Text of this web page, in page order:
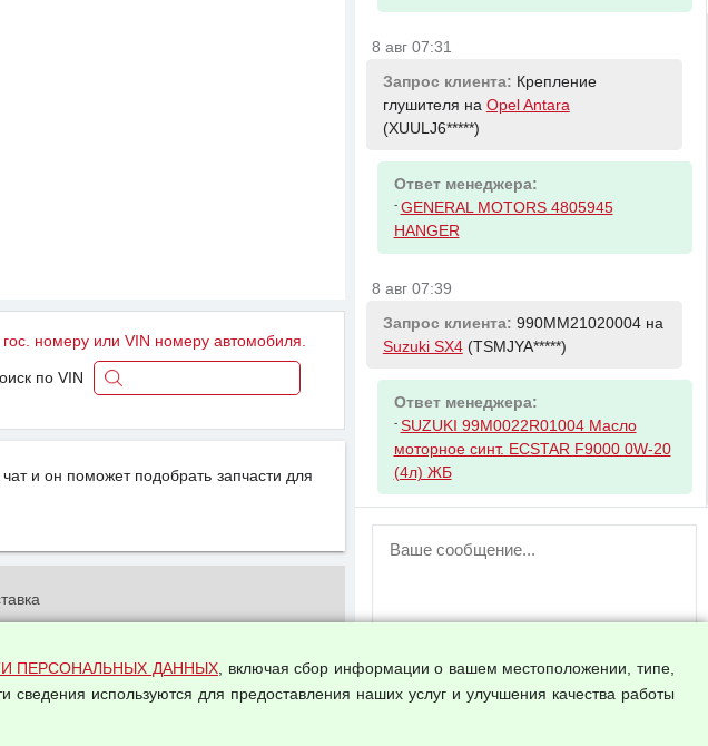
гос. номеру или VIN номеру автомобиля.
по VIN
и он поможет подобрать запчасти для
и возвраты
ПЕРСОНАЛЬНЫХ ДАННЫХ, включая сбор информации о вашем местоположении, типе,
используются для предоставления наших услуг и улучшения качества работы
8 авг 07:31
Запрос клиента: Крепление
глушителя на Opel Antara
(XUULJ6*****)
Ответ менеджера:
- GENERAL MOTORS 4805945
HANGER
8 авг 07:39
Запрос клиента: 990MM21020004 на
Suzuki SX4(TSMJYA*****)
Ответ менеджера:
- SUZUKI 99M0022R01004 Масло
моторное синт. ECSTAR F9000 0W-20
(4л) ЖБ
ВНИМАНИЕ!
пользователей временно отключена!
аккаунт.